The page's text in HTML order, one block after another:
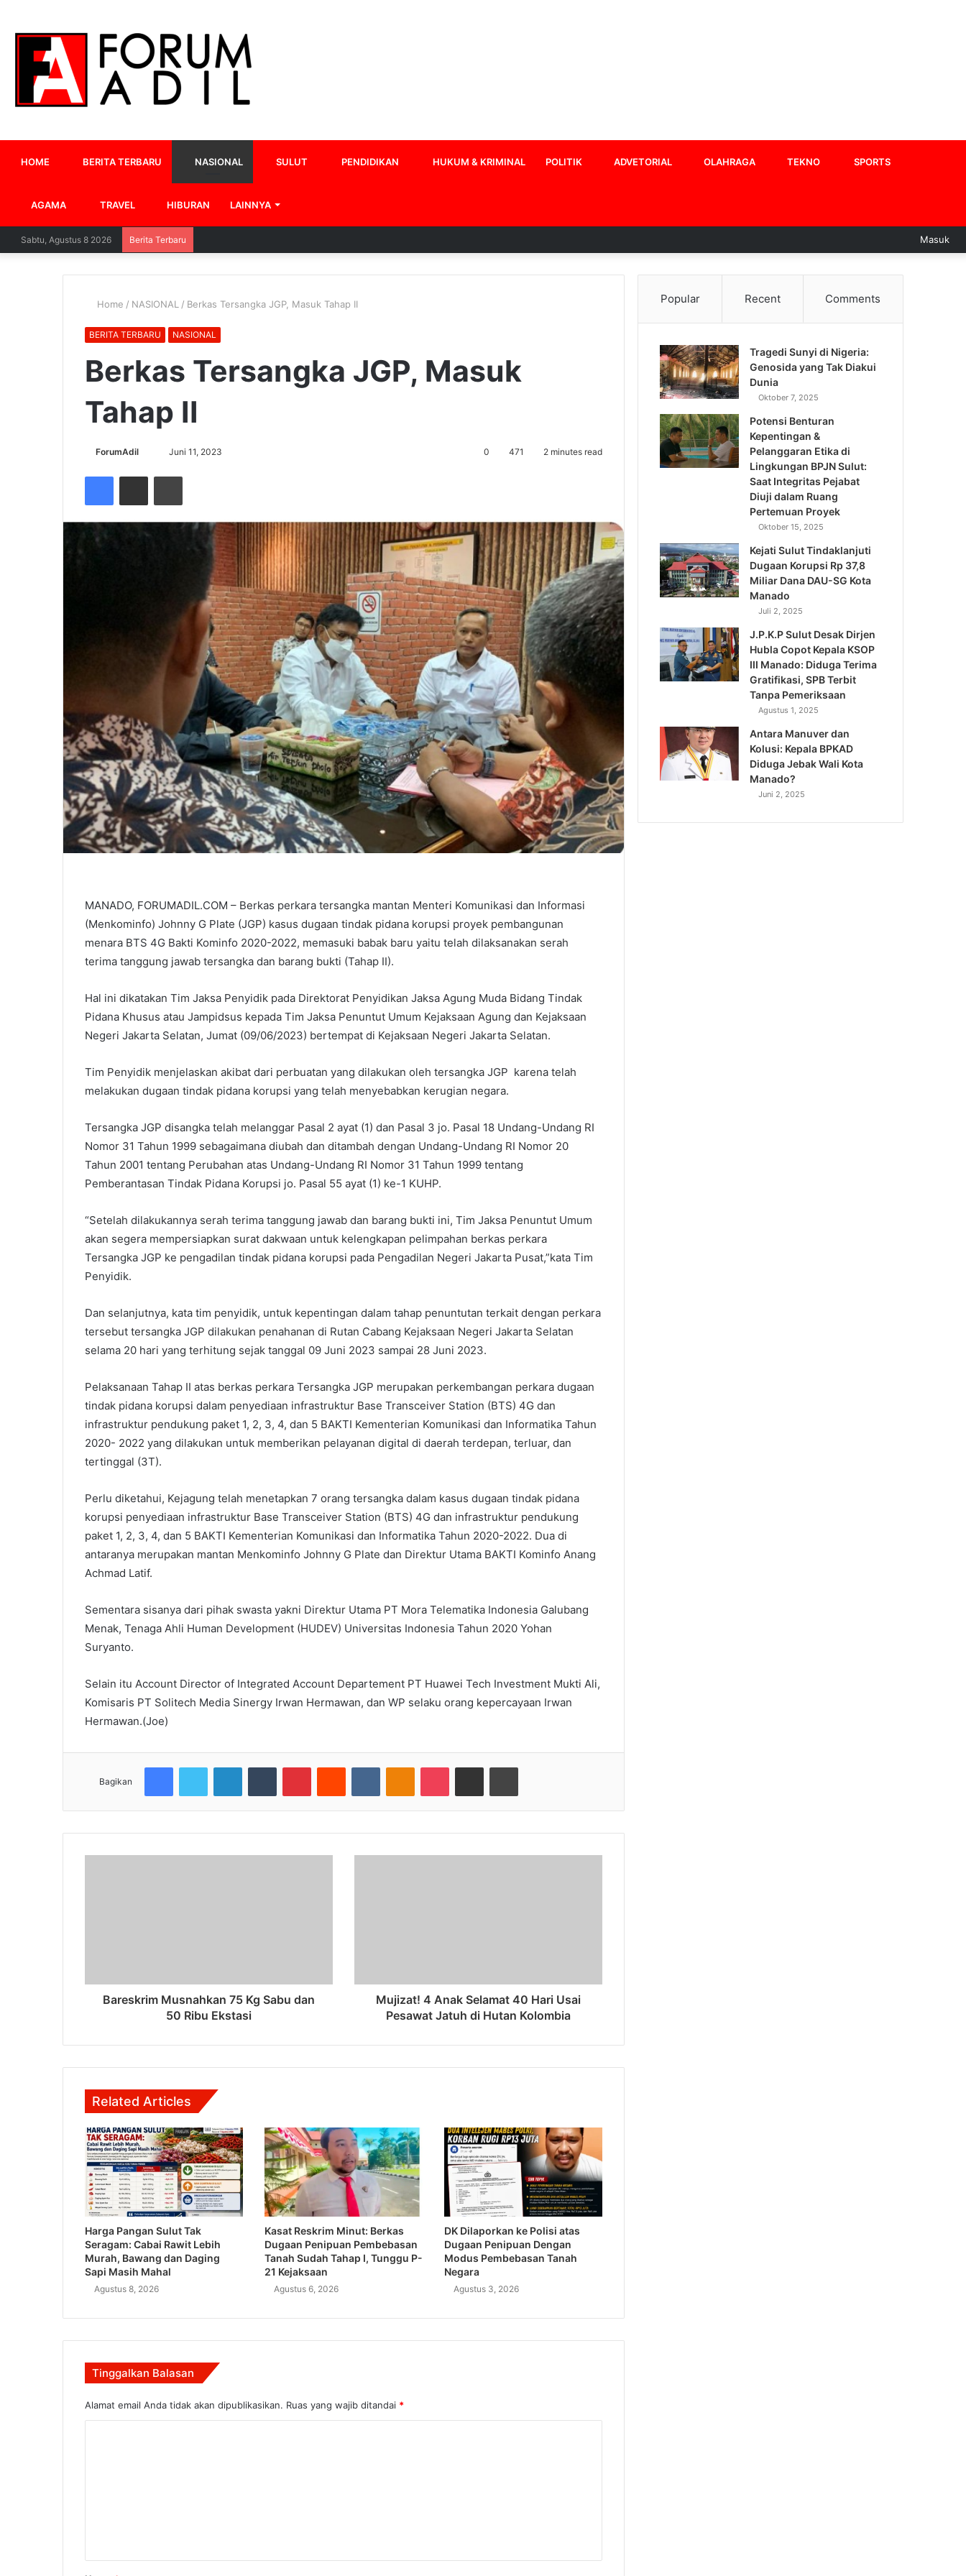
HOME BERITA TERBARU NASIONAL SULUT PENDIDIKAN HUKUM & KRIMINAL POLITIK ADVETORIAL OLAHRAGA TEKNO SPORTS
AGAMA TRAVEL HIBURAN LAINNYA
Sabtu, Agustus 8 2026 Berita Terbaru Masuk
Home / NASIONAL / Berkas Tersangka JGP, Masuk Tahap II
BERITA TERBARU NASIONAL
Berkas Tersangka JGP, Masuk
Tahap II
ForumAdil Juni 11, 2023 0 471 2 minutes read
FacebookShare via Email Cetak
MANADO, FORUMADIL.COM – Berkas perkara tersangka mantan Menteri Komunikasi dan Informasi
(Menkominfo) Johnny G Plate (JGP) kasus dugaan tindak pidana korupsi proyek pembangunan
menara BTS 4G Bakti Kominfo 2020-2022, memasuki babak baru yaitu telah dilaksanakan serah
terima tanggung jawab tersangka dan barang bukti (Tahap II).
Hal ini dikatakan Tim Jaksa Penyidik pada Direktorat Penyidikan Jaksa Agung Muda Bidang Tindak
Pidana Khusus atau Jampidsus kepada Tim Jaksa Penuntut Umum Kejaksaan Agung dan Kejaksaan
Negeri Jakarta Selatan, Jumat (09/06/2023) bertempat di Kejaksaan Negeri Jakarta Selatan.
Tim Penyidik menjelaskan akibat dari perbuatan yang dilakukan oleh tersangka JGP karena telah
melakukan dugaan tindak pidana korupsi yang telah menyebabkan kerugian negara.
Tersangka JGP disangka telah melanggar Pasal 2 ayat (1) dan Pasal 3 jo. Pasal 18 Undang-Undang RI
Nomor 31 Tahun 1999 sebagaimana diubah dan ditambah dengan Undang-Undang RI Nomor 20
Tahun 2001 tentang Perubahan atas Undang-Undang RI Nomor 31 Tahun 1999 tentang
Pemberantasan Tindak Pidana Korupsi jo. Pasal 55 ayat (1) ke-1 KUHP.
“Setelah dilakukannya serah terima tanggung jawab dan barang bukti ini, Tim Jaksa Penuntut Umum
akan segera mempersiapkan surat dakwaan untuk kelengkapan pelimpahan berkas perkara
Tersangka JGP ke pengadilan tindak pidana korupsi pada Pengadilan Negeri Jakarta Pusat,”kata Tim
Penyidik.
Dan selanjutnya, kata tim penyidik, untuk kepentingan dalam tahap penuntutan terkait dengan perkara
tersebut tersangka JGP dilakukan penahanan di Rutan Cabang Kejaksaan Negeri Jakarta Selatan
selama 20 hari yang terhitung sejak tanggal 09 Juni 2023 sampai 28 Juni 2023.
Pelaksanaan Tahap II atas berkas perkara Tersangka JGP merupakan perkembangan perkara dugaan
tindak pidana korupsi dalam penyediaan infrastruktur Base Transceiver Station (BTS) 4G dan
infrastruktur pendukung paket 1, 2, 3, 4, dan 5 BAKTI Kementerian Komunikasi dan Informatika Tahun
2020- 2022 yang dilakukan untuk memberikan pelayanan digital di daerah terdepan, terluar, dan
tertinggal (3T).
Perlu diketahui, Kejagung telah menetapkan 7 orang tersangka dalam kasus dugaan tindak pidana
korupsi penyediaan infrastruktur Base Transceiver Station (BTS) 4G dan infrastruktur pendukung
paket 1, 2, 3, 4, dan 5 BAKTI Kementerian Komunikasi dan Informatika Tahun 2020-2022. Dua di
antaranya merupakan mantan Menkominfo Johnny G Plate dan Direktur Utama BAKTI Kominfo Anang
Achmad Latif.
Sementara sisanya dari pihak swasta yakni Direktur Utama PT Mora Telematika Indonesia Galubang
Menak, Tenaga Ahli Human Development (HUDEV) Universitas Indonesia Tahun 2020 Yohan
Suryanto.
Selain itu Account Director of Integrated Account Departement PT Huawei Tech Investment Mukti Ali,
Komisaris PT Solitech Media Sinergy Irwan Hermawan, dan WP selaku orang kepercayaan Irwan
Hermawan.(Joe)
Bagikan
FacebookTwitter LinkedInTumblr PinterestReddit VKontakteOdnoklassniki
Pocket Share via Email Cetak
Bareskrim Musnahkan 75 Kg Sabu dan
50 Ribu Ekstasi
Mujizat! 4 Anak Selamat 40 Hari Usai
Pesawat Jatuh di Hutan Kolombia
Related Articles
Harga Pangan Sulut Tak
Seragam: Cabai Rawit Lebih
Murah, Bawang dan Daging
Sapi Masih Mahal
Agustus 8, 2026
Kasat Reskrim Minut: Berkas
Dugaan Penipuan Pembebasan
Tanah Sudah Tahap I, Tunggu P-
21 Kejaksaan
Agustus 6, 2026
DK Dilaporkan ke Polisi atas
Dugaan Penipuan Dengan
Modus Pembebasan Tanah
Negara
Agustus 3, 2026
Tinggalkan Balasan
Alamat email Anda tidak akan dipublikasikan. Ruas yang wajib ditandai *
a
Popular Recent Comments
Tragedi Sunyi di Nigeria:
Genosida yang Tak Diakui
Dunia
Oktober 7, 2025
Potensi Benturan
Kepentingan &
Pelanggaran Etika di
Lingkungan BPJN Sulut:
Saat Integritas Pejabat
Diuji dalam Ruang
Pertemuan Proyek
Oktober 15, 2025
Kejati Sulut Tindaklanjuti
Dugaan Korupsi Rp 37,8
Miliar Dana DAU-SG Kota
Manado
Juli 2, 2025
J.P.K.P Sulut Desak Dirjen
Hubla Copot Kepala KSOP
III Manado: Diduga Terima
Gratifikasi, SPB Terbit
Tanpa Pemeriksaan
Agustus 1, 2025
Antara Manuver dan
Kolusi: Kepala BPKAD
Diduga Jebak Wali Kota
Manado?
Juni 2, 2025